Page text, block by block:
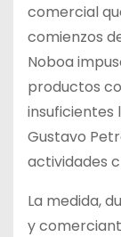
comercial
comienzos
Noboa
productos
insuficientes
Gustavo
actividades
La medida,
y